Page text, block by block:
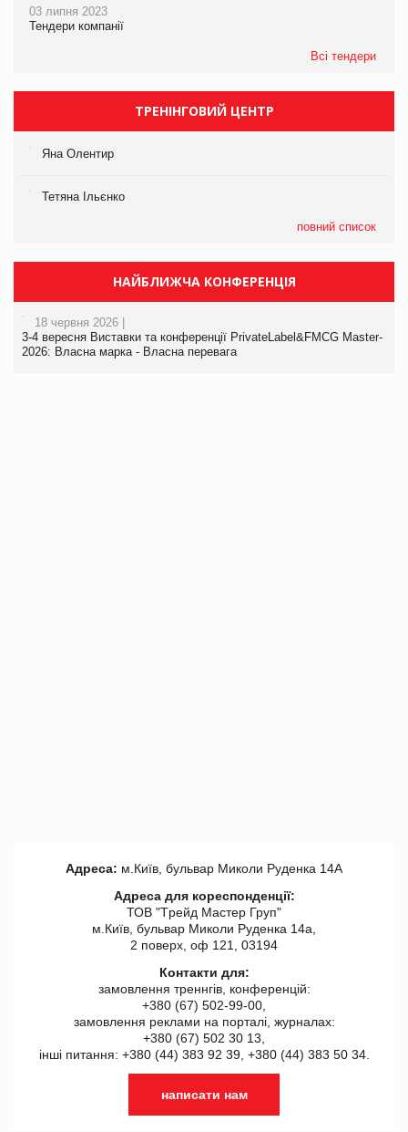
03 липня 2023
Тендери компанії
Всі тендери
ТРЕНІНГОВИЙ ЦЕНТР
Яна Олентир
Тетяна Ільєнко
повний список
НАЙБЛИЖЧА КОНФЕРЕНЦІЯ
18 червня 2026 |
3-4 вересня Виставки та конференції PrivateLabel&FMCG Master-
2026: Власна марка - Власна перевага
Адреса: м.Київ, бульвар Миколи Руденка 14А
Адреса для кореспонденції:
ТОВ "Tрейд Мастер Груп"
м.Київ, бульвар Миколи Руденка 14а,
2 поверх, оф 121, 03194
Контакти для:
замовлення треннгів, конференцій:
+380 (67) 502-99-00,
замовлення реклами на порталі, журналах:
+380 (67) 502 30 13,
інші питання: +380 (44) 383 92 39, +380 (44) 383 50 34.
написати нам